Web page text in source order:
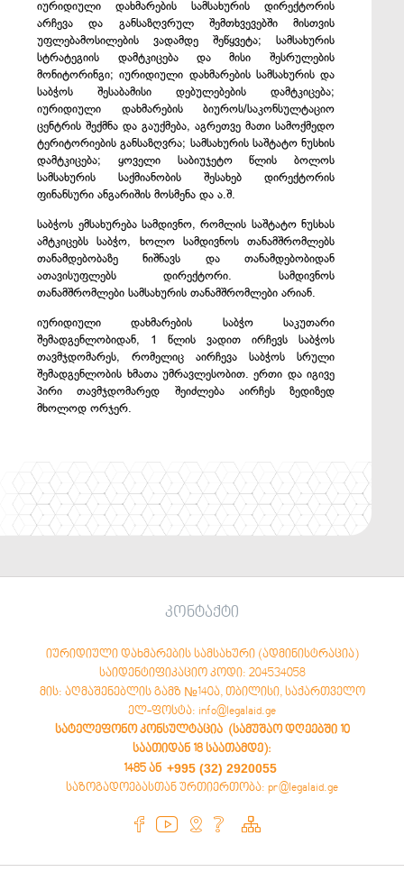
იურიდიული დახმარების სამსახურის დირექტორის
არჩევა და განსაზღვრულ შემთხვევებში მისთვის
უფლებამოსილების ვადამდე შეწყვეტა; სამსახურის
სტრატეგიის დამტკიცება და მისი შესრულების
მონიტორინგი; იურიდიული დახმარების სამსახურის და
საბჭოს შესაბამისი დებულებების დამტკიცება;
იურიდიული
დახმარების ბიუროს/საკონსულტაციო
ცენტრის შექმნა და გაუქმება, აგრეთვე მათი სამოქმედო
ტერიტორიების განსაზღვრა; სამსახურის საშტატო ნუსხის
დამტკიცება; ყოველი საბიუჯეტო წლის
ბოლოს
სამსახურის
საქმიანობის შესახებ
დირექტორის
ფინანსური ანგარიშის მოსმენა და ა.შ.
საბჭოს ემსახურება სამდივნო,რომლის საშტატო ნუსხას
ამტკიცებს საბჭო, ხოლო სამდივნოს თანამშრომლებს
თანამდებობაზე
ნიშნავს და
თანამდებობიდან
ათავისუფლებს
დირექტორი. სამდივნოს
თანამშრომლები სამსახურის თანამშრომლები არიან.
იურიდიული დახმარების საბჭო საკუთარი
შემადგენლობიდან, 1 წლის ვადით ირჩევს საბჭოს
თავმჯდომარეს, რომელიც აირჩევა
საბჭოს
სრული
შემადგენლობის ხმათა უმრავლესობით.ერთი და იგივე
პირი
თავმჯდომარედ შეიძლება აირჩეს
ზედიზედ
მხოლოდ ორჯერ.
კონტაქტი
იურიდიული დახმარების სამსახური (ადმინისტრაცია)
საიდენტიფიკაციო კოდი: 204534058
მის: აღმაშენებლის გამზ №140ა, თბილისი, საქართველო
ელ-ფოსტა: info@legalaid.ge
სატელეფონო კონსულტაცია (სამუშაო დღეებში 10
საათიდან 18 საათამდე):
1485 ან +995 (32) 2920055
საზოგადოებასთან ურთიერთობა: pr@legalaid.ge